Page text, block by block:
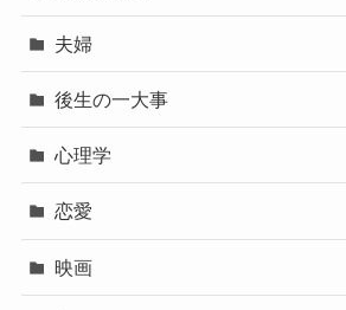
夫婦
後生の一大事
心理学
恋愛
映画